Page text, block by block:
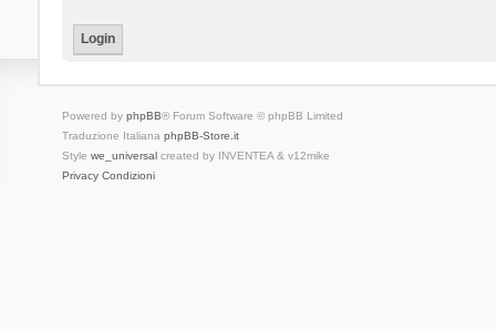
Powered by phpBB® Forum Software © phpBB Limited
Traduzione Italiana phpBB-Store.it
Style we_universalcreated by INVENTEA & v12mike
Privacy Condizioni